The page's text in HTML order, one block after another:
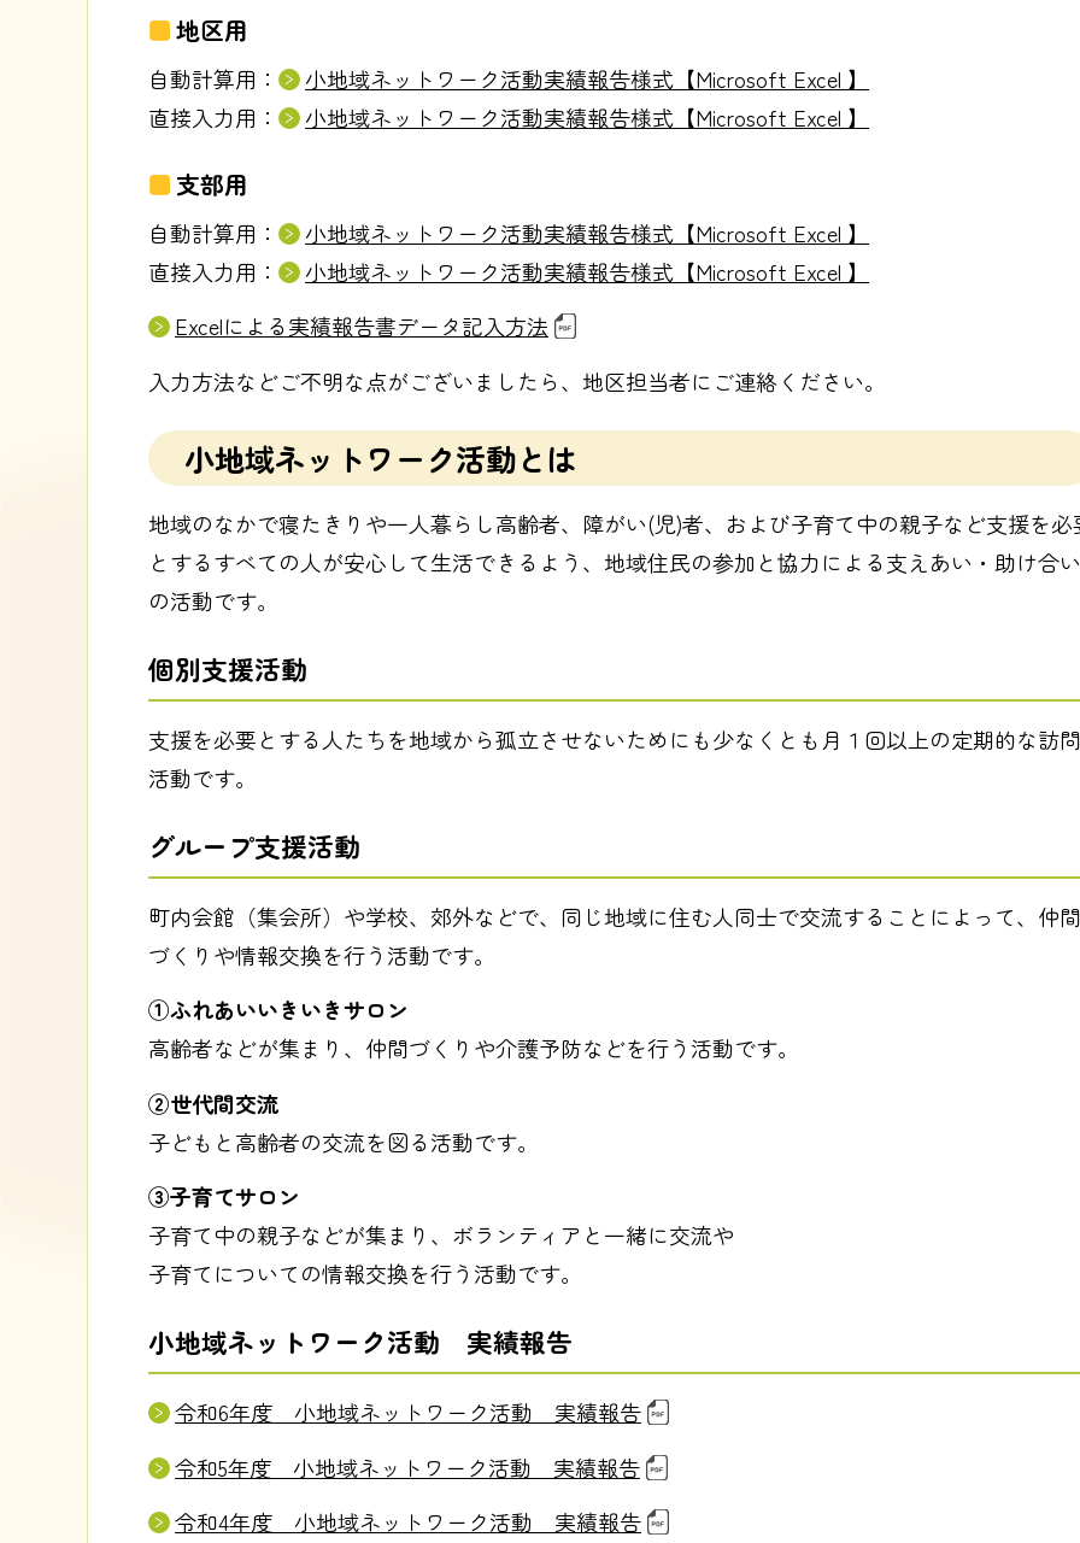
地区用
自動計算用：
小地域ネットワーク活動実績報告様式【Microsoft Excel 】
直接入力用：
小地域ネットワーク活動実績報告様式【Microsoft Excel 】
支部用
自動計算用：
小地域ネットワーク活動実績報告様式【Microsoft Excel 】
直接入力用：
小地域ネットワーク活動実績報告様式【Microsoft Excel 】
Excelによる実績報告書データ記入方法
入力方法などご不明な点がございましたら、地区担当者にご連絡ください。
小地域ネットワーク活動とは
地域のなかで寝たきりや一人暮らし高齢者、障がい(児)者、および子育て中の親子など支援を必
とするすべての人が安心して生活できるよう、地域住民の参加と協力による支えあい・助け合い
の活動です。
個別支援活動
支援を必要とする人たちを地域から孤立させないためにも少なくとも月１回以上の定期的な訪問
活動です。
グループ支援活動
町内会館（集会所）や学校、郊外などで、同じ地域に住む人同士で交流することによって、仲間
づくりや情報交換を行う活動です。
①ふれあいいきいきサロン
高齢者などが集まり、仲間づくりや介護予防などを行う活動です。
②世代間交流
子どもと高齢者の交流を図る活動です。
③子育てサロン
子育て中の親子などが集まり、ボランティアと一緒に交流や
子育てについての情報交換を行う活動です。
小地域ネットワーク活動 実績報告
令和6年度 小地域ネットワーク活動 実績報告
令和5年度 小地域ネットワーク活動 実績報告
令和4年度 小地域ネットワーク活動 実績報告